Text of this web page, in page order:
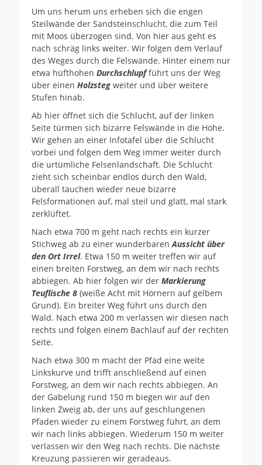
Um uns herum uns erheben sich die engen
Steilwände der Sandsteinschlucht, die zum Teil
mit Moos überzogen sind. Von hier aus geht es
nach schräg links weiter. Wir folgen dem Verlauf
des Weges durch die Felswände. Hinter einem nur
etwa hüfthohen Durchschlupfführt uns der Weg
über einen Holzsteg weiter und über weitere
Stufen hinab.
Ab hier öffnet sich die Schlucht, auf der linken
Seite türmen sich bizarre Felswände in die Höhe.
Wir gehen an einer Infotafel über die Schlucht
vorbei und folgen dem Weg immer weiter durch
die urtümliche Felsenlandschaft. Die Schlucht
zieht sich scheinbar endlos durch den Wald,
überall tauchen wieder neue bizarre
Felsformationen auf, mal steil und glatt, mal stark
zerklüftet.
Nach etwa 700 m geht nach rechts ein kurzer
Stichweg ab zu einer wunderbarenAussicht über
den Ort Irrel. Etwa 150 m weiter treffen wir auf
einen breiten Forstweg, an dem wir nach rechts
abbiegen. Ab hier folgen wir der Markierung
Teuflische 8 (weiße Acht mit Hörnern auf gelbem
Grund). Ein breiter Weg führt uns durch den
Wald. Nach etwa 200 m verlassen wir diesen nach
rechts und folgen einem Bachlauf auf der rechten
Seite.
Nach etwa 300 m macht der Pfad eine weite
Linkskurve und trifft anschließend auf einen
Forstweg, an dem wir nach rechts abbiegen. An
der Gabelung rund 150 m biegen wir auf den
linken Zweig ab, der uns auf geschlungenen
Pfaden wieder zu einem Forstweg führt, an dem
wir nach links abbiegen. Wiederum 150 m weiter
verlassen wir den Weg nach rechts. Die nächste
Kreuzung passieren wir geradeaus.